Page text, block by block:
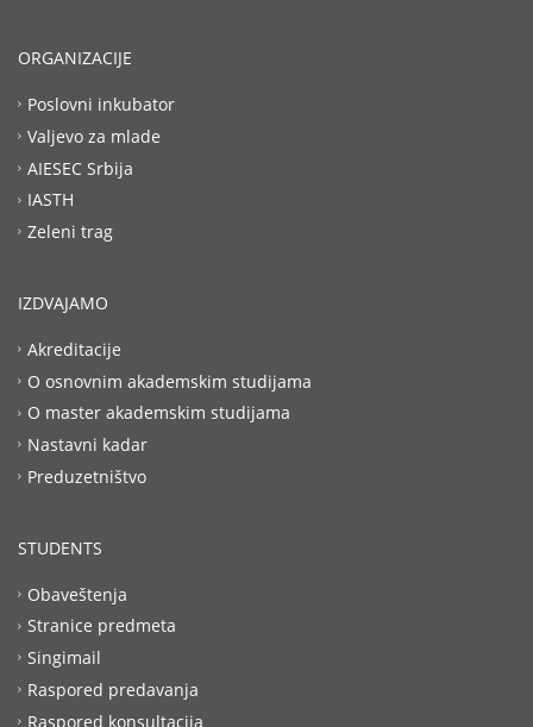
ORGANIZACIJE
Poslovni inkubator
Valjevo za mlade
AIESEC Srbija
IASTH
Zeleni trag
IZDVAJAMO
Akreditacije
O osnovnim akademskim studijama
O master akademskim studijama
Nastavni kadar
Preduzetništvo
STUDENTS
Obaveštenja
Stranice predmeta
Singimail
Raspored predavanja
Raspored konsultacija